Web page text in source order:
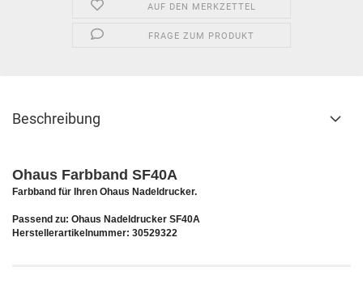
AUF DEN MERKZETTEL
FRAGE ZUM PRODUKT
Beschreibung
Ohaus Farbband SF40A
Farbband für Ihren Ohaus Nadeldrucker.
Passend zu: Ohaus Nadeldrucker SF40A
Herstellerartikelnummer: 30529322